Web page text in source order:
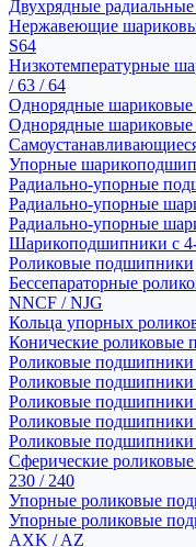
Двухрядные
Нержавеющие
S64
Низкотемпературные
/ 63 / 64
Однорядные шариковые
Однорядные
Упорные
Радиально-упорные
Радиально-упорные
Радиально-упорные
Шарикоподшипники с
Роликовые подшипники
Бессепараторные
NNCF / NJG
Кольца упорных
Конические роликовые
Роликовые
Роликовые подшипники
Роликовые
Роликовые
Роликовые
Сферические
230 / 240
Упорные роликовые
Упорные роликовые
AXK / AZ